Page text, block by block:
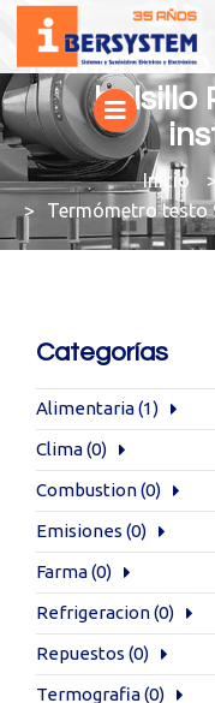
Termómetro
bolsillo
You are here:
Termómetro testo
Categorías
Alimentaria(1)
Clima(0)
Combustion(0)
Emisiones (0)
Farma(0)
Refrigeracion(0)
Repuestos (0)
Termografia(0)